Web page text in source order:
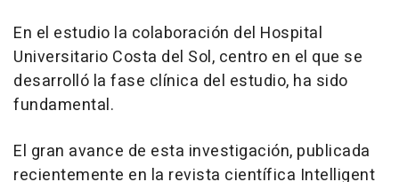
En el estudio la colaboración del Hospital
Universitario Costa del Sol, centro en el que se
desarrolló la fase clínica del estudio, ha sido
fundamental.
El gran avance de esta investigación, publicada
recientemente en la revista científica Intelligent